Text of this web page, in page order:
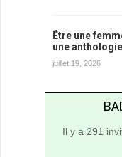
Être une
une
juillet 19, 2026
Il y a 291